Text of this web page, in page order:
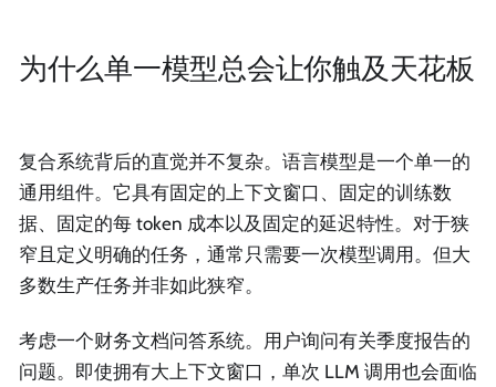
为什么单一模型总会让你触及天花板
复合系统背后的直觉并不复杂。语言模型是一个单一的
通用组件。它具有固定的上下文窗口、固定的训练数
据、固定的每 token 成本以及固定的延迟特性。对于狭
窄且定义明确的任务，通常只需要一次模型调用。但大
多数生产任务并非如此狭窄。
考虑一个财务文档问答系统。用户询问有关季度报告的
问题。即使拥有大上下文窗口，单次 LLM 调用也会面临